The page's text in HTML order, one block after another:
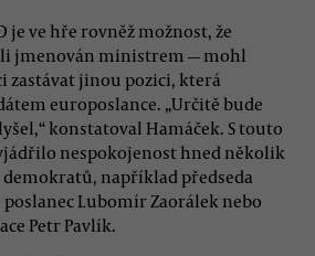
je ve hře rovněž možnost, že
li jmenován ministrem — mohl
zastávat jinou pozici, která
europoslance. „Určitě bude
konstatoval Hamáček. S touto
nespokojenost hned několik
například předseda
poslanec Lubomír Zaorálek nebo
Petr Pavlík.